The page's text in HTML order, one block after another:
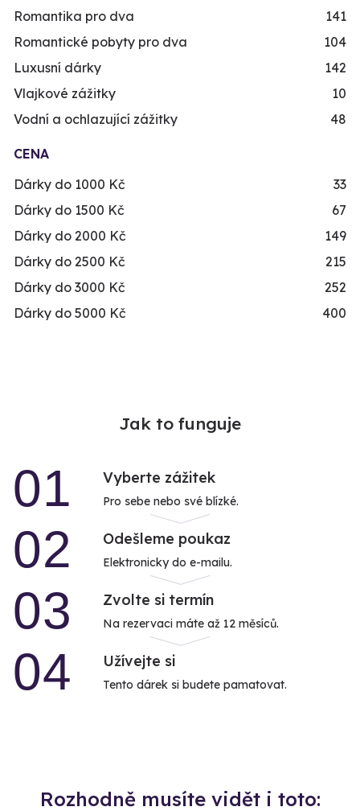
Romantika pro dva
141
Romantické pobyty pro dva
104
Luxusní dárky
142
Vlajkové zážitky
10
Vodní a ochlazující zážitky
48
CENA
Dárky do 1000 Kč
33
Dárky do 1500 Kč
67
Dárky do 2000 Kč
149
Dárky do 2500 Kč
215
Dárky do 3000 Kč
252
Dárky do 5000 Kč
400
Jak to funguje
01 Vyberte zážitek
Pro sebe nebo své blízké.
02 Odešleme poukaz
Elektronicky do e-mailu.
03 Zvolte si termín
Na rezervaci máte až 12 měsíců.
04 Užívejte si
Tento dárek si budete pamatovat.
Rozhodně musíte vidět i toto: